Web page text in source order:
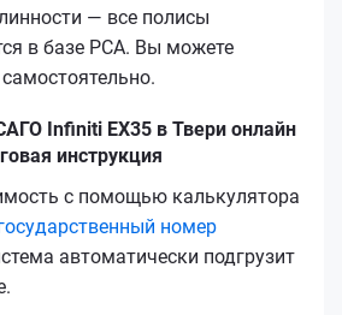
— все полисы
в базе РСА. Вы можете
Infiniti EX35 в Твери онлайн
инструкция
с помощью калькулятора
номер
автоматически подгрузит